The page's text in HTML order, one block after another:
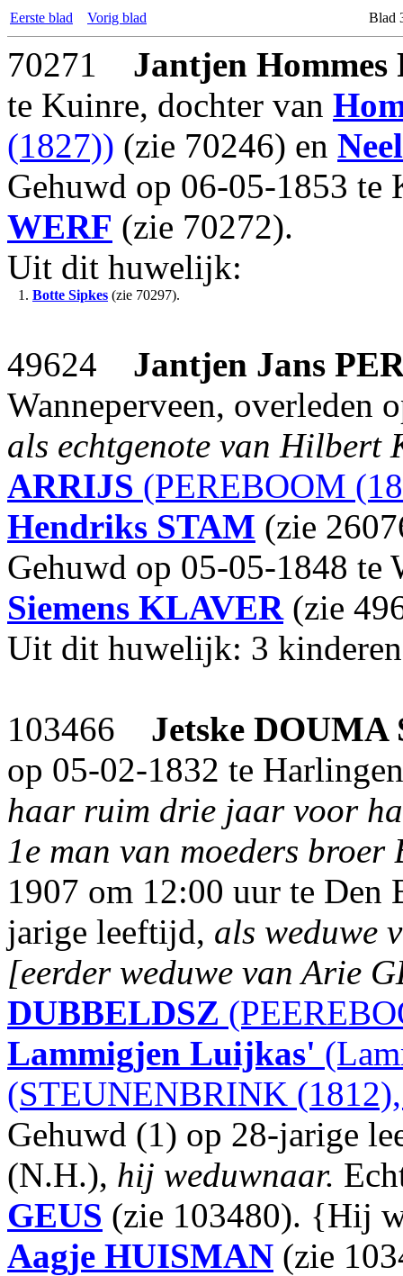
Eerste blad Vorig blad Blad
70271 Jantjen Hommes
te Kuinre, dochter van
(1827)) (zie 70246) en
Gehuwd op 06-05-1853 te
WERF (zie 70272).
Uit dit huwelijk:
1. Botte Sipkes (zie 70297).
49624 Jantjen Jans
Wanneperveen, overleden
als echtgenote van Hilbert
ARRIJS (PEREBOOM
Hendriks STAM (zie
Gehuwd op 05-05-1848 te
Siemens KLAVER(zie
Uit dit huwelijk: 3
103466 Jetske DOUMA
op 05-02-1832 te
haar ruim drie jaar voor
1e man van moeders broer
1907 om 12:00 uur te Den
jarige leeftijd, als weduwe
[eerder weduwe van Arie
DUBBELDSZ
Lammigjen Luijkas'
(STEUNENBRINK
Gehuwd (1) op 28-jarige
(N.H.), hij weduwnaar.
GEUS (zie 103480). {Hij
Aagje HUISMAN (zie